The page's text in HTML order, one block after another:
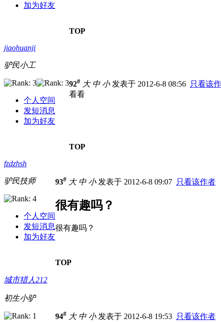
加为好友
TOP
jiaohuanji
驴民小工
个人空间
发短消息
加为好友
92# 大 中 小发表于 2012-6-8 08:56 只看该
看看
TOP
fzdzhsh
驴民技师
个人空间
发短消息
加为好友
93# 大 中 小发表于 2012-6-8 09:07 只看该作者
很有趣吗？
很有趣吗？
TOP
城市猎人212
初生小驴
94# 大 中 小发表于 2012-6-8 19:53 只看该作者